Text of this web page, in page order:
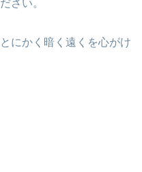
さい。
にかく暗く遠くを心がけ